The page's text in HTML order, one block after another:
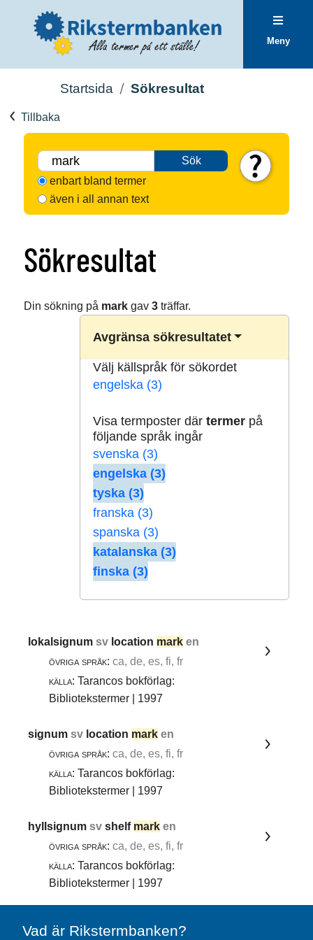
Meny
Startsida Sökresultat
Tillbaka
Sök
enbart bland termer
även i all annan text
Sökresultat
Din sökning på markgav 3träffar.
Avgränsa sökresultatet
Välj källspråk för sökordet
engelska (3)
Visa termposter där termerpå
följande språk ingår
svenska (3)
engelska (3)
tyska (3)
franska (3)
spanska (3)
katalanska (3)
finska (3)
lokalsignumsv location mark en
övriga språk: ca, de, es, fi, fr
källa: Tarancos bokförlag:
Bibliotekstermer | 1997
signumsv location mark en
övriga språk: ca, de, es, fi, fr
källa: Tarancos bokförlag:
Bibliotekstermer | 1997
hyllsignumsvshelf mark en
övriga språk: ca, de, es, fi, fr
källa: Tarancos bokförlag:
Bibliotekstermer | 1997
Vad är Rikstermbanken?